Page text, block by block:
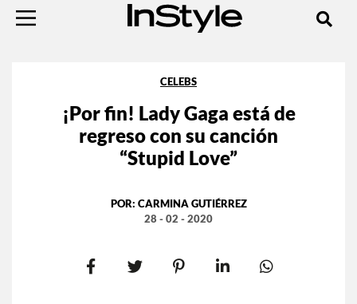
CELEBS
¡Por fin! Lady Gaga está de
regreso con su canción
“Stupid Love”
POR: CARMINA GUTIÉRREZ
28 - 02 - 2020